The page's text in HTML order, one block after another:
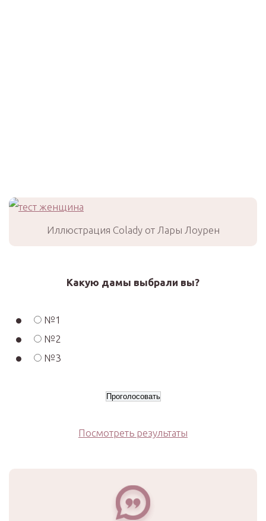
Иллюстрация Colady от Лары Лоурен
Какую дамы выбрали вы?
№1
№2
№3
Посмотреть результаты